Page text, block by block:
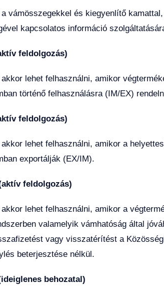
vámösszegekkel és kiegyenlítő
kapcsolatos információ
feldolgozás)
lehet felhasználni, amikor
történő felhasználásra (IM/EX)
feldolgozás)
lehet felhasználni, amikor a
exportálják (EX/IM).
feldolgozás)
lehet felhasználni, amikor a
valamelyik vámhatóság által
vagy visszatérítést a
beterjesztése nélkül.
behozatal)